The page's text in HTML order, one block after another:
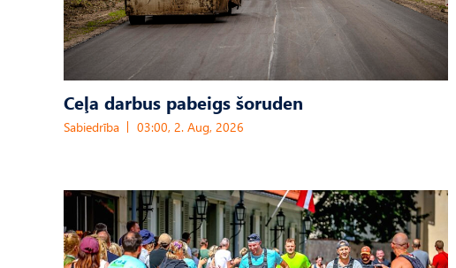
Ceļa darbus pabeigs šoruden
Sabiedrība 03:00, 2. Aug, 2026